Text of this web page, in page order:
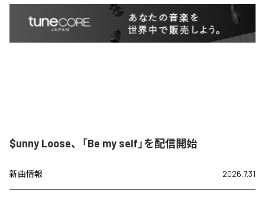
$unny Loose、「Be my self」を配信開始
新曲情報 2026.7.31